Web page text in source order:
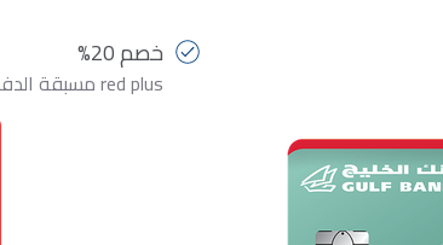
خصم 20%
red plus مسبقة الدفع